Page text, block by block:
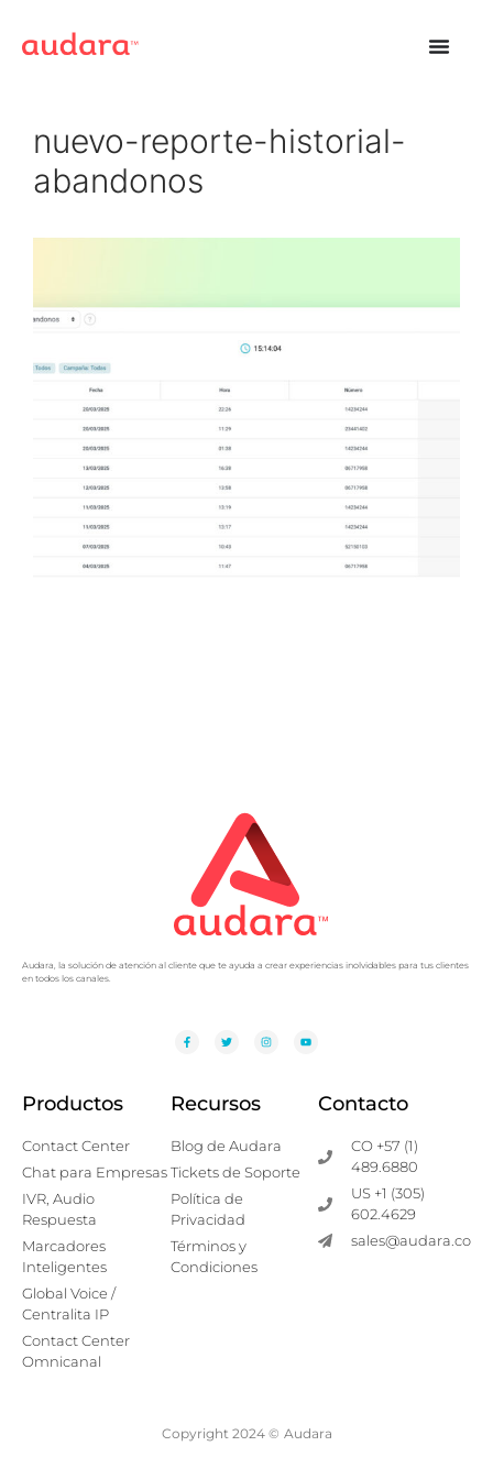
nuevo-reporte-historial-
abandonos
Audara, la solución de atención al cliente que te ayuda a crear experiencias inolvidables para tus clientes
en todos los canales.
Productos
Contact Center
Chat para Empresas
IVR, Audio
Respuesta
Marcadores
Inteligentes
Global Voice /
Centralita IP
Contact Center
Omnicanal
Recursos
Blog de Audara
Tickets de Soporte
Política de
Privacidad
Términos y
Condiciones
Contacto
CO +57 (1)
489.6880
US +1 (305)
602.4629
sales@audara.co
Copyright 2024 © Audara